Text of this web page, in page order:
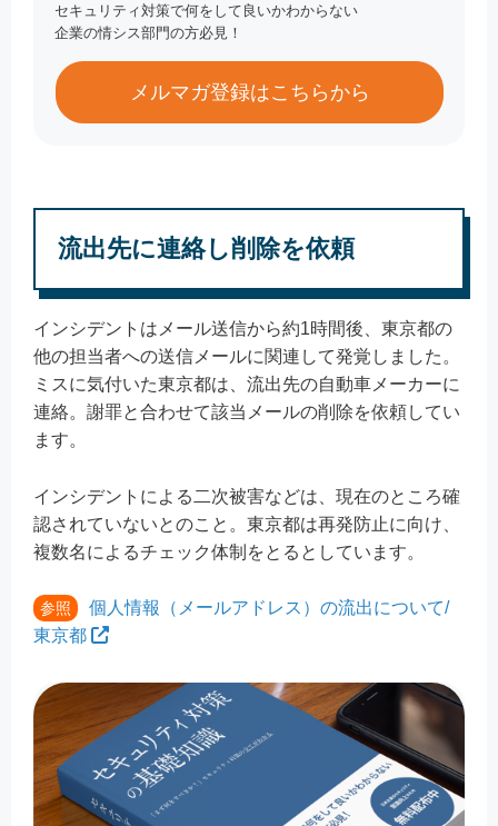
セキュリティ対策で何をして良いかわからない
企業の情シス部門の方必見！
メルマガ登録はこちらから
流出先に連絡し削除を依頼
インシデントはメール送信から約1時間後、東京都の
他の担当者への送信メールに関連して発覚しました。
ミスに気付いた東京都は、流出先の自動車メーカーに
連絡。謝罪と合わせて該当メールの削除を依頼してい
ます。
インシデントによる二次被害などは、現在のところ確
認されていないとのこと。東京都は再発防止に向け、
複数名によるチェック体制をとるとしています。
参照
個人情報（メールアドレス）の流出について/
東京都